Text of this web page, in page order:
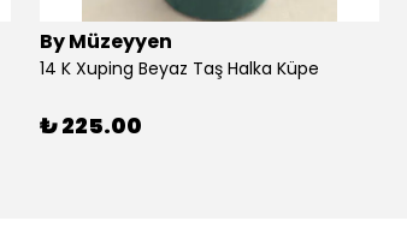
By Müzeyyen
14 K Xuping Beyaz Taş Halka Küpe
₺ 225.00